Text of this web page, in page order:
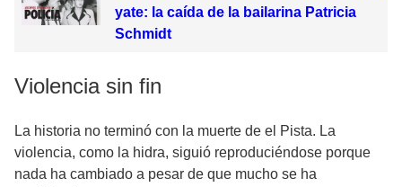
yate: la caída de la bailarina Patricia
Schmidt
Violencia sin fin
La historia no terminó con la muerte de el Pista. La
violencia, como la hidra, siguió reproduciéndose porque
nada ha cambiado a pesar de que mucho se ha